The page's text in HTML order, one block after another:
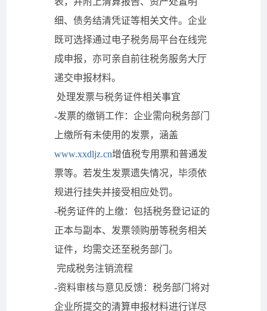
细、债务结清凭证等相关文件。企业
既可选择通过电子税务局平台在线完
成申报，亦可亲自前往税务服务大厅
递交申报材料。
处理发票与税务证件相关事宜
-发票的缴销工作：企业需向税务部门
上缴所有未使用的发票，涵盖
www.xxdljz.cn增值税专用票和普通发
票等。若发生发票遗失情况，毕须依
规进行挂失并接受相应处罚。
-税务证件的上缴：包括税务登记证的
正本与副本、发票领购册等税务相关
证件，均需交还至税务部门。
完成税务注销流程
-资料审核与意见反馈：税务部门将对
企业所提交的清算申报材料进行详尽